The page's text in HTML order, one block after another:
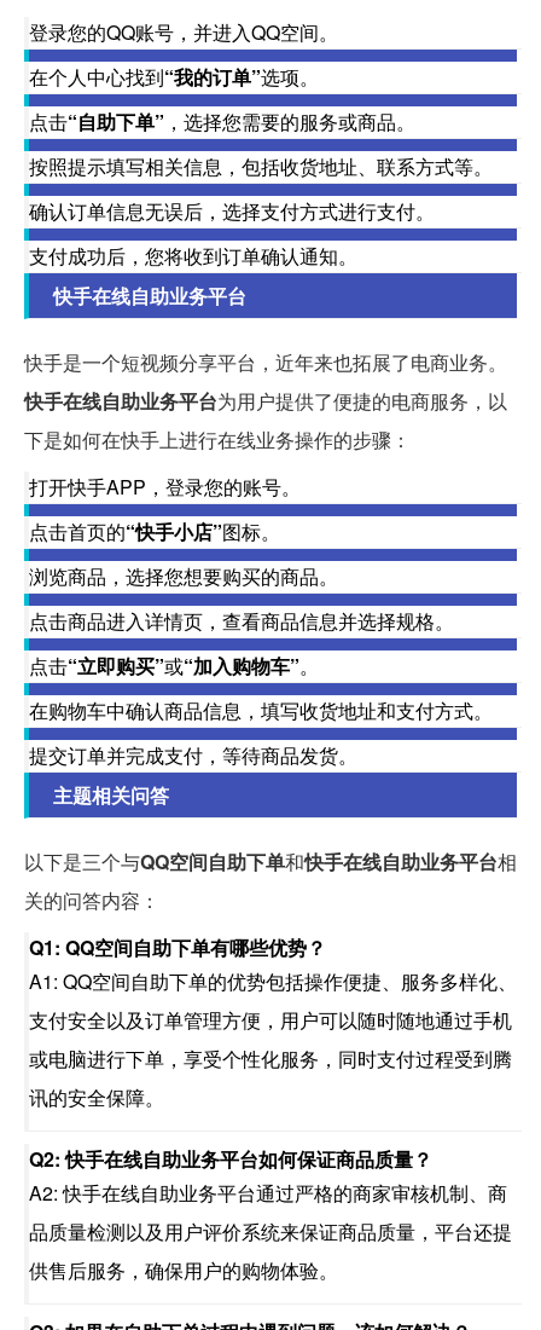
登录您的QQ账号，并进入QQ空间。
在个人中心找到“我的订单”选项。
点击“自助下单” ，选择您需要的服务或商品。
按照提示填写相关信息，包括收货地址、联系方式等。
确认订单信息无误后，选择支付方式进行支付。
支付成功后，您将收到订单确认通知。
快手在线自助业务平台
快手是一个短视频分享平台，近年来也拓展了电商业务。
快手在线自助业务平台为用户提供了便捷的电商服务，以
下是如何在快手上进行在线业务操作的步骤：
打开快手APP，登录您的账号。
点击首页的“快手小店”图标。
浏览商品，选择您想要购买的商品。
点击商品进入详情页，查看商品信息并选择规格。
点击“立即购买”或“加入购物车”。
在购物车中确认商品信息，填写收货地址和支付方式。
提交订单并完成支付，等待商品发货。
主题相关问答
以下是三个与QQ空间自助下单和快手在线自助业务平台相
关的问答内容：
Q1: QQ空间自助下单有哪些优势？
A1: QQ空间自助下单的优势包括操作便捷、服务多样化、
支付安全以及订单管理方便，用户可以随时随地通过手机
或电脑进行下单，享受个性化服务，同时支付过程受到腾
讯的安全保障。
Q2: 快手在线自助业务平台如何保证商品质量？
A2: 快手在线自助业务平台通过严格的商家审核机制、商
品质量检测以及用户评价系统来保证商品质量，平台还提
供售后服务，确保用户的购物体验。